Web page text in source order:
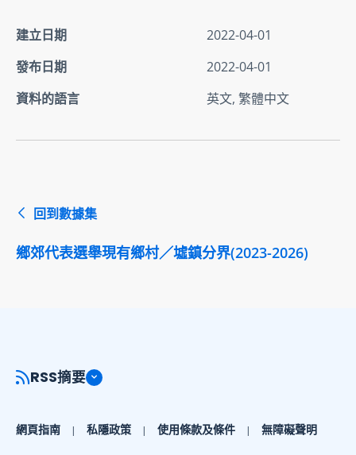
建立日期
2022-04-01
發布日期
2022-04-01
資料的語言
英文, 繁體中文
回到數據集
鄉郊代表選舉現有鄉村／墟鎮分界(2023-2026)
RSS摘要
網頁指南 私隱政策 使用條款及條件 無障礙聲明